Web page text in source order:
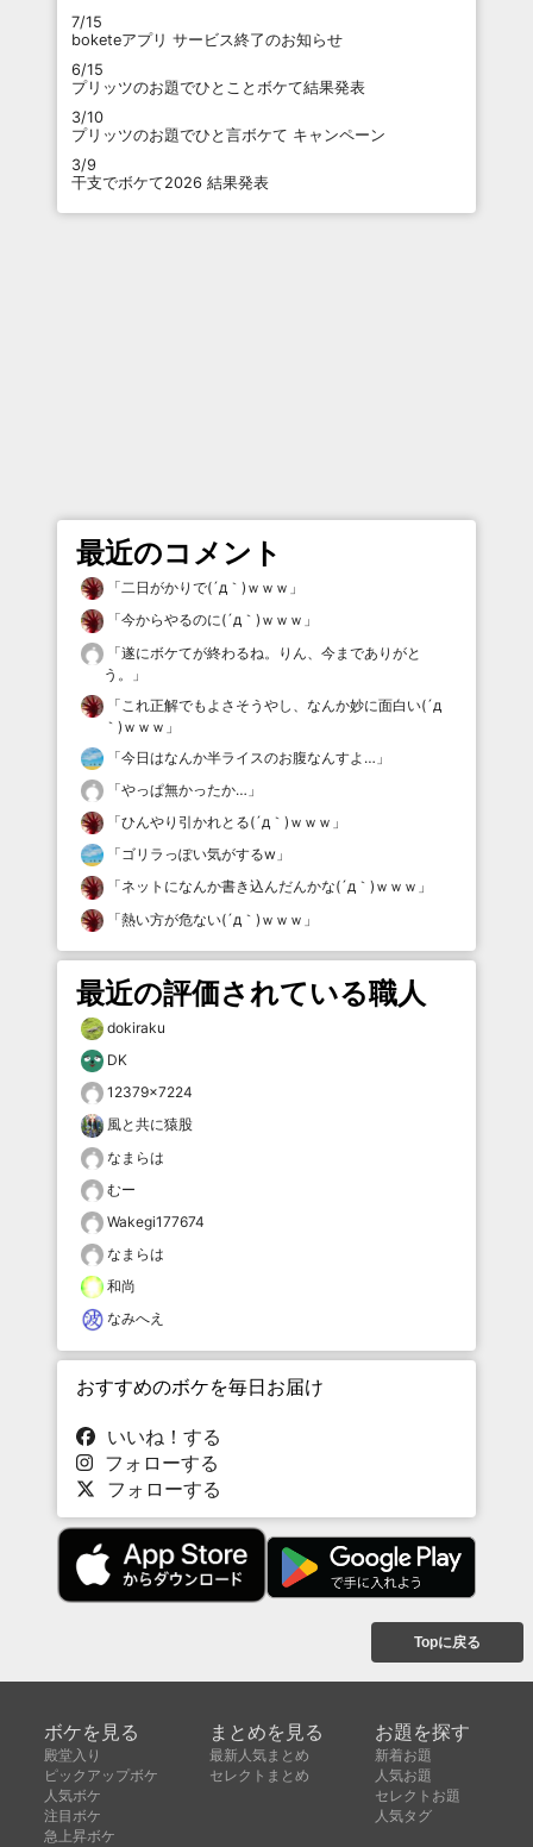
7/15
boketeアプリ サービス終了のお知らせ
6/15
プリッツのお題でひとことボケて結果発表
3/10
プリッツのお題でひと言ボケて キャンペーン
3/9
干支でボケて2026 結果発表
最近のコメント
「二日がかりで(´д｀)ｗｗｗ 」
「今からやるのに(´д｀)ｗｗｗ 」
「遂にボケてが終わるね。りん、今までありがと
う。
」
「 これ正解でもよさそうやし、なんか妙に面白い(´д
｀)ｗｗｗ 」
「今日はなんか半ライスのお腹なんすよ… 」
「やっぱ無かったか… 」
「ひんやり引かれとる(´д｀)ｗｗｗ 」
「ゴリラっぽい気がするw 」
「ネットになんか書き込んだんかな(´д｀)ｗｗｗ 」
「熱い方が危ない(´д｀)ｗｗｗ 」
最近の評価されている職人
dokiraku
DK
12379×7224
風と共に猿股
なまらは
むー
Wakegi177674
なまらは
和尚
なみへえ
おすすめのボケを毎日お届け
いいね！する
フォローする
フォローする
Topに戻る
ボケを見る
殿堂入り
ピックアップボケ
人気ボケ
注目ボケ
急上昇ボケ
まとめを見る
最新人気まとめ
セレクトまとめ
お題を探す
新着お題
人気お題
セレクトお題
人気タグ